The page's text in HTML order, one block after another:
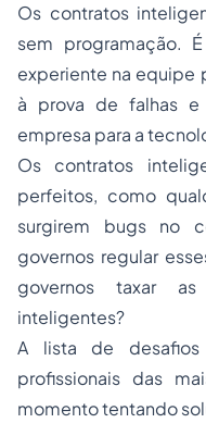
Os contratos
sem programação.
experiente na equipe
à prova de falhas e
empresa para a
Os contratos
perfeitos, como
surgirem bugs no
governos regular
governos taxar
inteligentes?
A lista de
profissionais das
momento tentando